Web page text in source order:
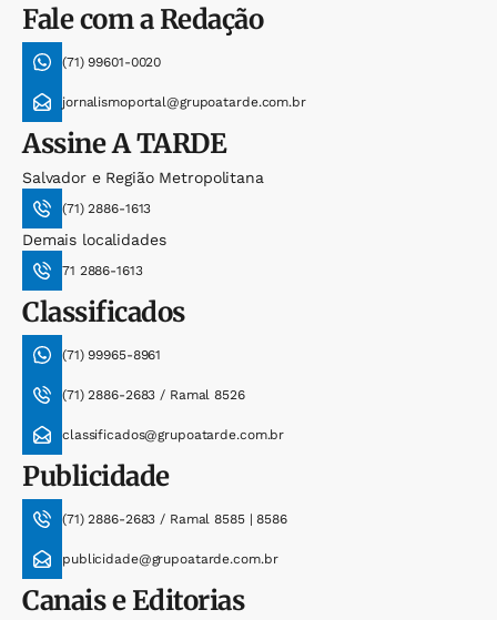
Fale com a Redação
(71) 99601-0020
jornalismoportal@grupoatarde.com.br
AssineA TARDE
Salvador e Região Metropolitana
(71) 2886-1613
Demais localidades
71 2886-1613
Classificados
(71) 99965-8961
(71) 2886-2683 / Ramal 8526
classificados@grupoatarde.com.br
Publicidade
(71) 2886-2683 / Ramal 8585 | 8586
publicidade@grupoatarde.com.br
Canais e Editorias